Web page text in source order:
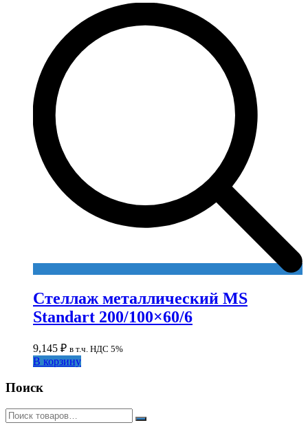
Стеллаж металлический MS
Standart 200/100×60/6
9,145 ₽ в т.ч. НДС 5%
В корзину
Поиск